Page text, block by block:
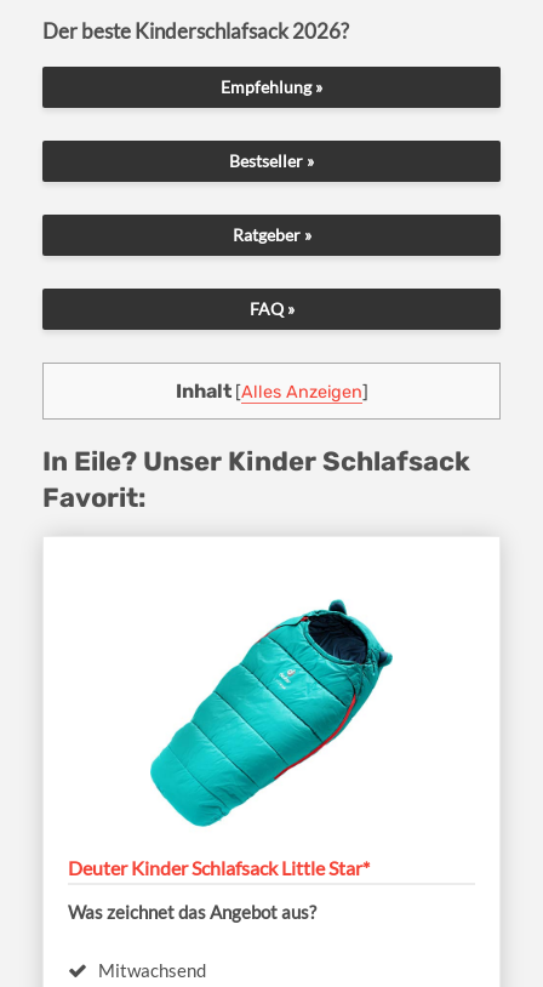
Der beste Kinderschlafsack 2026?
Empfehlung »
Bestseller »
Ratgeber »
FAQ »
Inhalt [Alles Anzeigen]
In Eile? Unser Kinder Schlafsack
Favorit:
Deuter Kinder Schlafsack Little Star*
Was zeichnet das Angebot aus?
Mitwachsend